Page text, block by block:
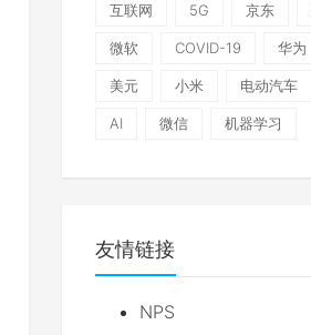
互联网 5G 京东
微软 COVID-19 华为
美元 小米 电动汽车
AI 微信 机器学习
友情链接
NPS